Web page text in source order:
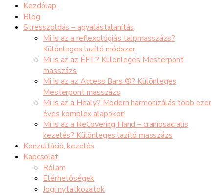
Kezdőlap
Blog
Stresszoldás – agyalástalanítás
Mi is az a reflexológiás talpmasszázs?
Különleges lazító módszer
Mi is az az ÉFT? Különleges Mesterpont
masszázs
Mi is az az Access Bars ®? Különleges
Mesterpont masszázs
Mi is az a Healy? Modern harmonizálás több ezer
éves komplex alapokon
Mi is az a ReCovering Hand – craniosacralis
kezelés? Különleges lazító masszázs
Konzultáció, kezelés
Kapcsolat
Rólam
Elérhetőségek
Jogi nyilatkozatok